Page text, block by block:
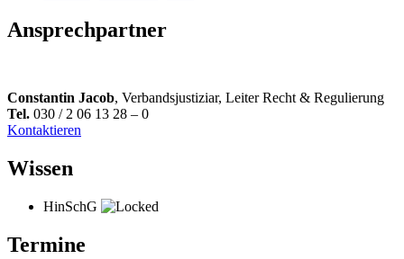
Ansprechpartner
Constantin Jacob, Verbandsjustiziar, Leiter Recht & Regulierung
Tel. 030 / 2 06 13 28 – 0
Kontaktieren
Wissen
HinSchG
Termine